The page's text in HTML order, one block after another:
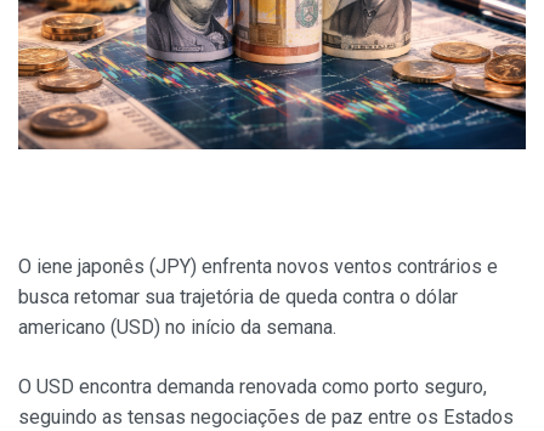
O iene japonês (JPY) enfrenta novos ventos contrários e
busca retomar sua trajetória de queda contra o dólar
americano (USD) no início da semana.
O USD encontra demanda renovada como porto seguro,
seguindo as tensas negociações de paz entre os Estados